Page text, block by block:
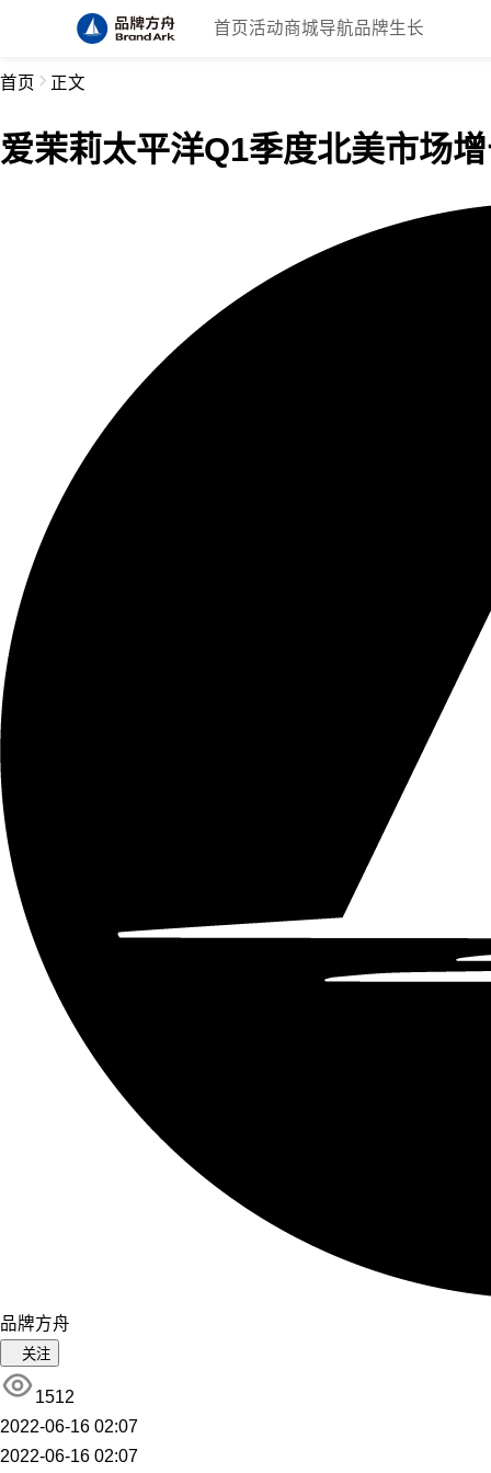
首页 活动商城导航品牌生长
首页 正文
爱茉莉太平洋Q1季度北美市场
品牌方舟
关注
1512
2022-06-16 02:07
2022-06-16 02:07